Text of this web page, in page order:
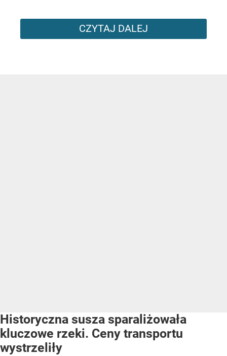
CZYTAJ DALEJ
Historyczna susza sparaliżowała
kluczowe rzeki. Ceny transportu
wystrzeliły